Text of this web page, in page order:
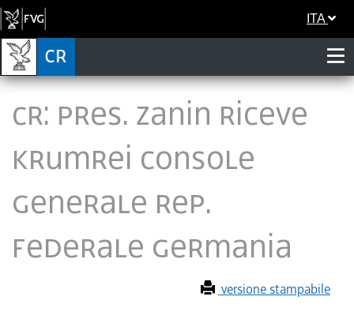
ITA
Cr: pres. Zanin riceve
Krumrei Console
generale Rep.
Federale Germania
versione stampabile